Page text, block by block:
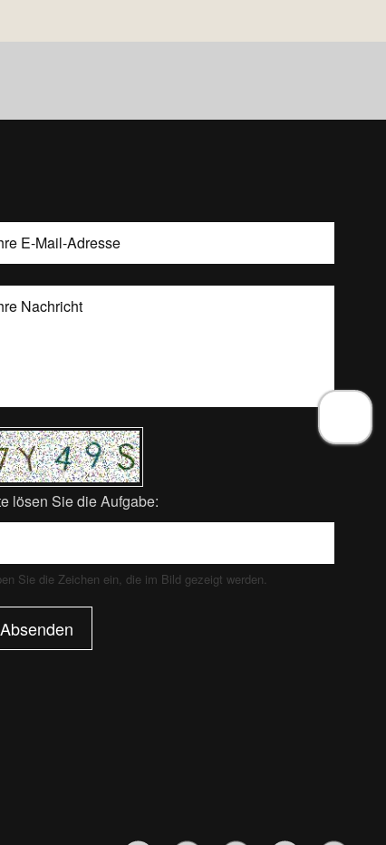
lösen Sie die Aufgabe:
Sie die Zeichen ein, die im Bild gezeigt werden.
Absenden